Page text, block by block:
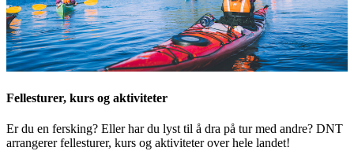
Fellesturer, kurs og aktiviteter
Er du en fersking? Eller har du lyst til å dra på tur med andre? DNT
arrangerer fellesturer, kurs og aktiviteter over hele landet!